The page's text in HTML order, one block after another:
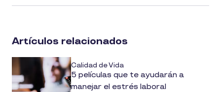
article
media
Artículos relacionados
Calidad de Vida
5 películas que te ayudarán a
manejar el estrés laboral